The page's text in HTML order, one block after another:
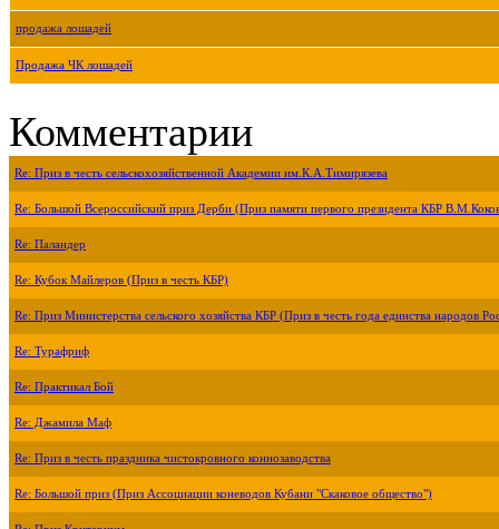
продажа лошадей
Продажа ЧК лошадей
Комментарии
Re: Приз в честь сельскохозяйственной Академии им.К.А.Тимирязева
Re: Большой Всероссийский приз Дерби (Приз памяти первого президента КБР
Re: Паландер
Re: Кубок Майлеров (Приз в честь КБР)
Re: Приз Министерства сельского хозяйства КБР (Приз в честь года единства народов
Re: Турафриф
Re: Практикал Бой
Re: Джамила Маф
Re: Приз в честь праздника чистокровного коннозаводства
Re: Большой приз (Приз Ассоциации коневодов Кубани "Скаковое общество")